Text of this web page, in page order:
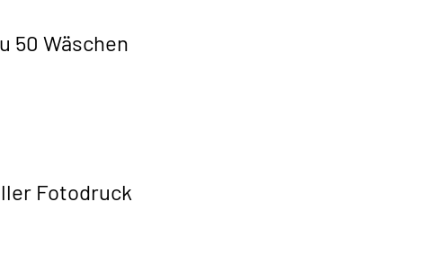
50 Wäschen
Fotodruck